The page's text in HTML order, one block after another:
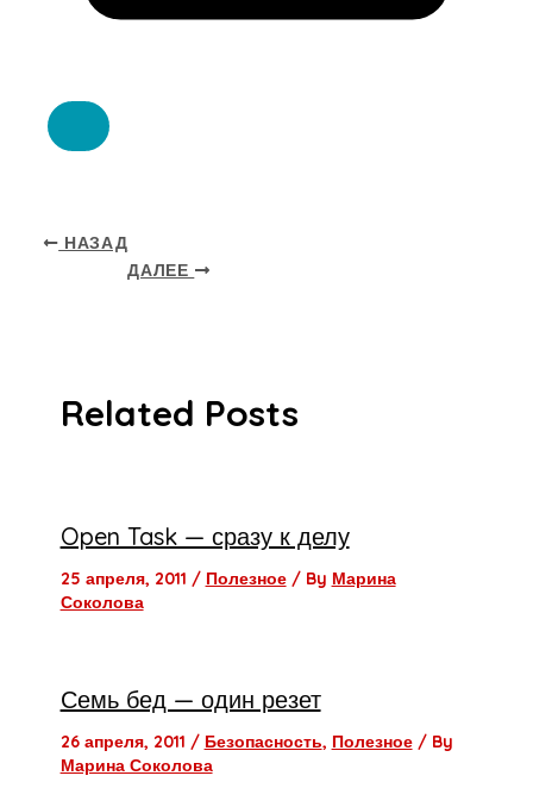
НАЗАД
ДАЛЕЕ
Related Posts
Open Task — сразу к делу
25 апреля, 2011 / Полезное/ By Марина
Соколова
Семь бед — один резет
26 апреля, 2011 / Безопасность, Полезное/ By
Марина Соколова